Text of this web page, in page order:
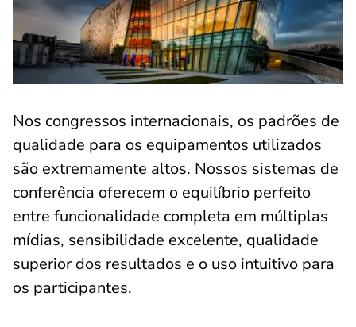
Nos congressos internacionais, os padrões de
qualidade para os equipamentos utilizados
são extremamente altos. Nossos sistemas de
conferência oferecem o equilíbrio perfeito
entre funcionalidade completa em múltiplas
mídias, sensibilidade excelente, qualidade
superior dos resultados e o uso intuitivo para
os participantes.